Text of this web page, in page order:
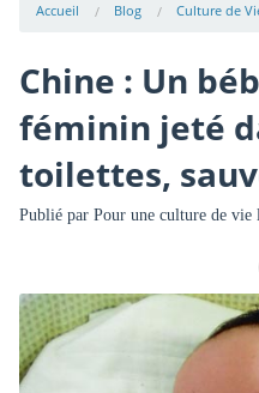
Accueil Blog Culture de
Chine : Un
féminin jeté
toilettes,
Publié par Pour une culture de vie